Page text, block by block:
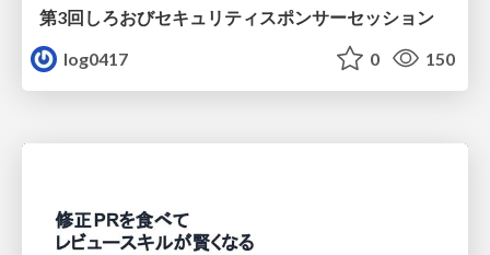
第3回しろおびセキュリティスポンサーセッション
log0417
0 150